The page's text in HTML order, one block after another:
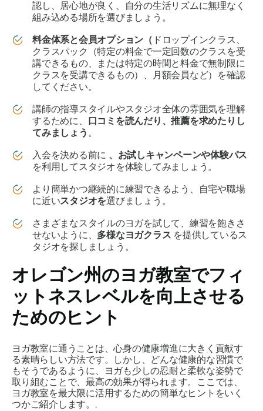
認し、居心地が良く、自分の生活リズムに無理なく
組み込める場所を選びましょう。
料金体系と会員オプション（ ドロップインクラス、
クラスパック（特定の料金で一定回数のクラスを受
講できるもの、または特定の時間と料金で無制限に
クラスを受講できるもの）、月額会員など）を確認
してください。
講師の指導スタイルやスタジオ全体の雰囲気を理解
するために、
口コミを読んだり、推薦を求めたりし
てみましょう 。
入会を決める前に 、お試しキャンペーンや体験パス
を利用してスタジオを体験してみましょう。
より簡単かつ継続的に練習できるよう、自宅や職場
に近いスタジオを選びましょう。
さまざまなスタイルのヨガを試して、練習を飽きさ
せないように、 多様なヨガクラス を提供しているス
タジオを探しましょう。
オレゴン州のヨガ教室でフィ
ットネスレベルを向上させる
ためのヒント
ヨガ教室に通うことは、心身の健康増進に大きく貢献す
る素晴らしい方法です。しかし、どんな健康的な習慣で
もそうであるように、ヨガも少しの忍耐と柔軟な姿勢で
取り組むことで、最高の効果が得られます。ここでは、
ヨガ教室を最大限に活用するための簡単なヒントをいく
つかご紹介します。.